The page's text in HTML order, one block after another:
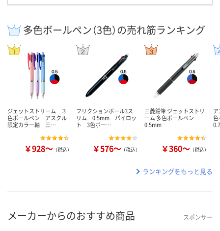
多色ボールペン（3色）の売れ筋ランキング
ジェットストリーム ３
色ボールペン アスクル
限定カラー軸 三…
￥928～ （税込）
フリクションボール3ス
リム 0.5mm パイロッ
ト 3色ボー…
￥576～ （税込）
三菱鉛筆 ジェットストリ
ーム 多色ボールペン
0.5mm
￥360～ （税込）
ランキングをもっと見る
メーカーからのおすすめ商品 スポンサー